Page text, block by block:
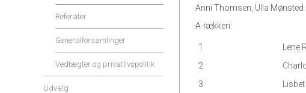
Anni Thomsen, Ulla Mønsted
A-rækken:
1 Lene
2
3
Referater
Generalforsamlinger
Vedtægter og privatlivspolitik
Udvalg